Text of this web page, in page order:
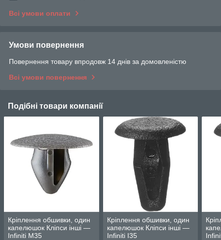
Всі умови оплати
Умови повернення
Повернення товару впродовж 14 днів за домовленістю
Всі умови повернення
Подібні товари компанії
Кріплення обшивки, один
капелюшок Кліпси інші —
Infiniti M35
Кріплення обшивки, один
капелюшок Кліпси інші —
Infiniti I35